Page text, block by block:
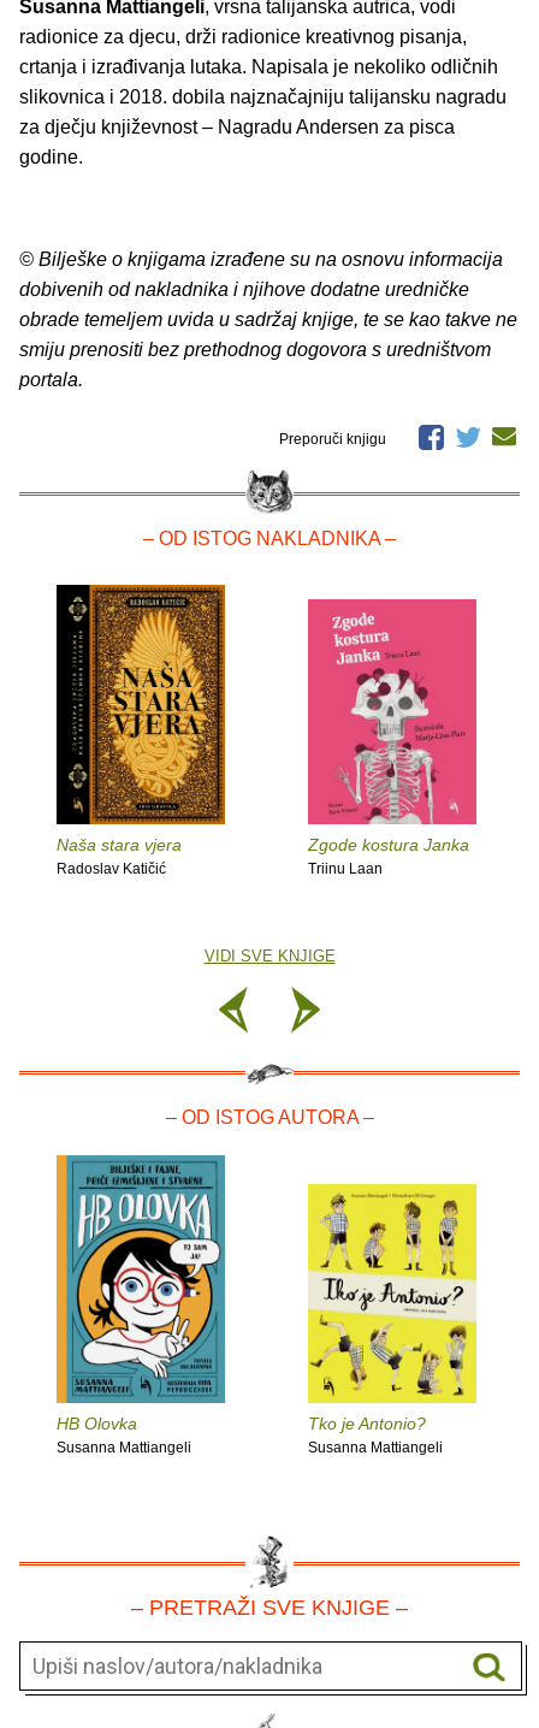
Susanna Mattiangeli, vrsna talijanska autrica, vodi
radionice za djecu, drži radionice kreativnog pisanja,
crtanja i izrađivanja lutaka. Napisala je nekoliko odličnih
slikovnica i 2018. dobila najznačajniju talijansku nagradu
za dječju književnost – Nagradu Andersen za pisca
godine.
© Bilješke o knjigama izrađene su na osnovu informacija
dobivenih od nakladnika i njihove dodatne uredničke
obrade temeljem uvida u sadržaj knjige, te se kao takve ne
smiju prenositi bez prethodnog dogovora s uredništvom
portala.
Preporuči knjigu
– OD ISTOG NAKLADNIKA –
Naša stara vjera
Radoslav Katičić
Zgode kostura Janka
Triinu Laan
VIDI SVE KNJIGE
– OD ISTOG AUTORA –
HB Olovka
Susanna Mattiangeli
Tko je Antonio?
Susanna Mattiangeli
– PRETRAŽI SVE KNJIGE –